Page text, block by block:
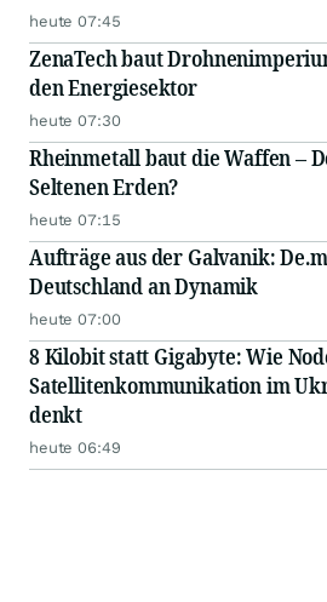
heute 07:45
ZenaTech baut
den Energiesektor
heute 07:30
Rheinmetall baut die Waffen –
Seltenen Erden?
heute 07:15
Aufträge aus der Galvanik:
Deutschland an Dynamik
heute 07:00
8 Kilobit statt Gigabyte: Wie
Satellitenkommunikation im
denkt
heute 06:49